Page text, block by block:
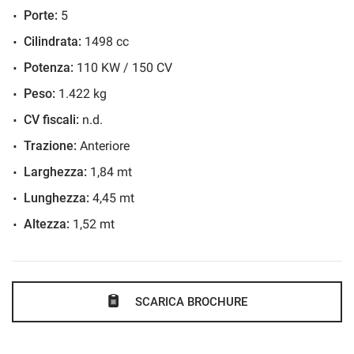
Cambio manuale a 6 rapporti
Cerchi in lega
Chiusura centralizzata
Cielo abitacolo nero
Climatizzatore
Climatronic 3 zone
Colori pastello
Connectivity Box
Cruise Control
Porte: 5
Cilindrata: 1498 cc
Potenza: 110 KW / 150 CV
Peso: 1.422 kg
CV fiscali: n.d.
Trazione: Anteriore
Larghezza: 1,84 mt
Lunghezza: 4,45 mt
Altezza: 1,52 mt
SCARICA BROCHURE